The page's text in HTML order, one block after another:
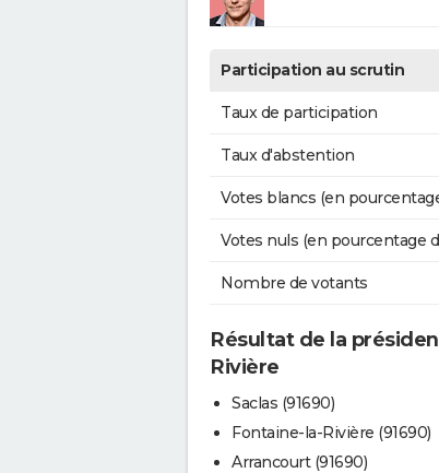
Participation au scrutin
Taux de participation
Taux d'abstention
Votes blancs (en
Votes nuls (en pourcentage
Nombre de votants
Résultat de la
Rivière
Saclas (91690)
Fontaine-la-Rivière (91690)
Arrancourt (91690)